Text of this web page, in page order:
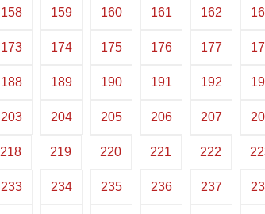
158 159 160 161 162
173 174 175 176 177
188 189 190 191 192
203 204 205 206 207
218 219 220 221 222
233 234 235 236 237